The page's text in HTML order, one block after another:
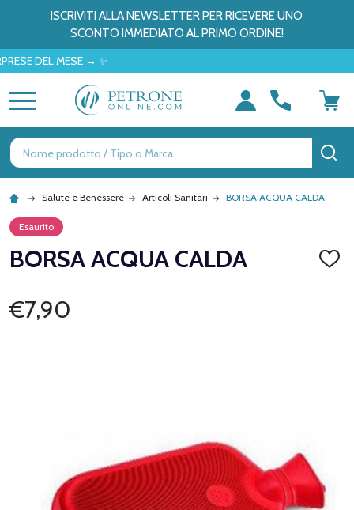
ISCRIVITI ALLA NEWSLETTER PER RICEVERE UNO
SCONTO IMMEDIATO AL PRIMO ORDINE!
DEL MESE → ✨
Ricerca
Salute e Benessere Articoli Sanitari BORSA ACQUA CALDA
Esaurito
BORSA ACQUA CALDA
€7,90